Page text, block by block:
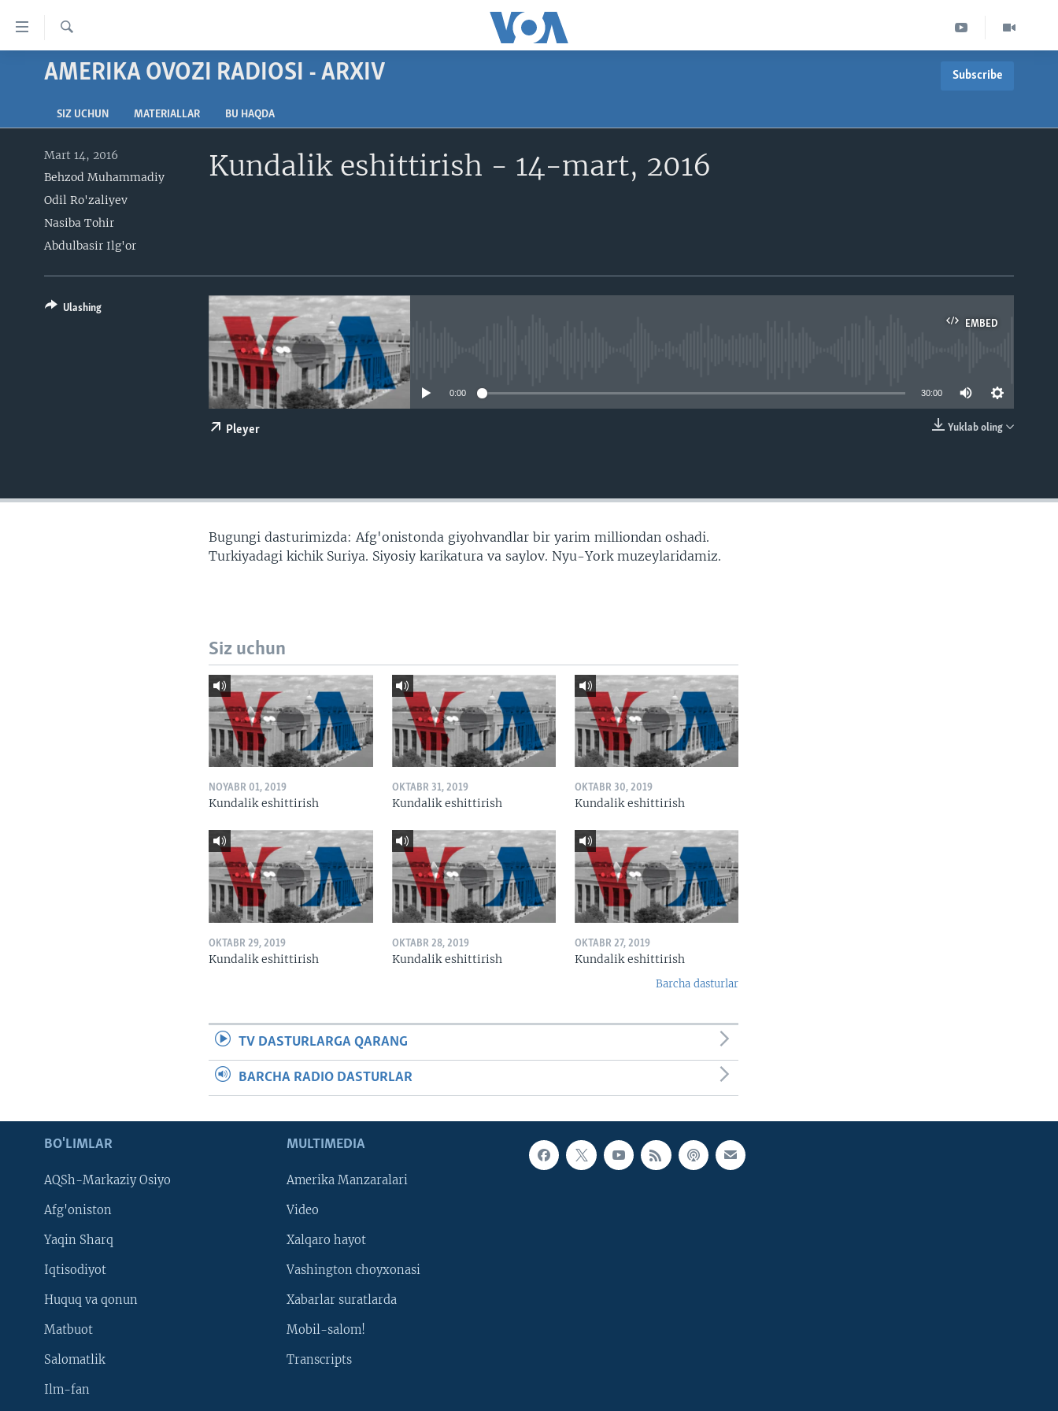
sahifaga
boring
Boshiga
qayting
BOSH SAHIFA
MARKAZIY OSIYO
XALQARO
VATANDOSHLAR
AMERIKA MANZARALARI
VASHINGTON CHOYXONASI
IJTIMOIY TARMOQLAR
YOUTUBE
EDITORIAL
Qidiruv
AMERIKA OVOZI RADIOSI - ARXIV Subscribe
Apple Podcasts
SIZ UCHUN MATERIALLAR BU HAQDA
Kundalik eshittirish - 14-mart, 2016
Mart 14, 2016
Behzod Muhammadiy
Odil Ro'zaliyev
Nasiba Tohir
Abdulbasir Ilg'or
EMBED
0:00 30:00
Yuklab oling
Pleyer
Ulashing
Bugungi dasturimizda: Afg'onistonda giyohvandlar bir yarim milliondan oshadi.
Turkiyadagi kichik Suriya. Siyosiy karikatura va saylov. Nyu-York muzeylaridamiz.
Siz uchun
NOYABR 01, 2019
Kundalik eshittirish
OKTABR 31, 2019
Kundalik eshittirish
OKTABR 30, 2019
Kundalik eshittirish
OKTABR 29, 2019
Kundalik eshittirish
OKTABR 28, 2019
Kundalik eshittirish
OKTABR 27, 2019
Kundalik eshittirish
Barcha dasturlar
TV DASTURLARGA QARANG
BARCHA RADIO DASTURLAR
BO'LIMLAR
AQSh-Markaziy Osiyo
Afg'oniston
Yaqin Sharq
Iqtisodiyot
Huquq va qonun
Matbuot
Salomatlik
Ilm-fan
MULTIMEDIA
Amerika Manzaralari
Video
Xalqaro hayot
Vashington choyxonasi
Xabarlar suratlarda
Mobil-salom!
Transcripts